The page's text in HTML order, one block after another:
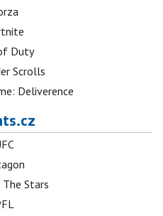
Duty
Scrolls
Deliverence
Stars